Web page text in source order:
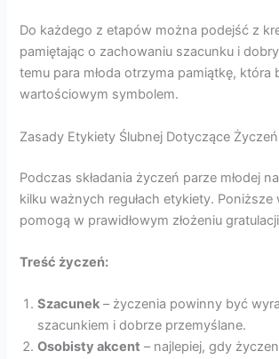
Do każdego z etapów można podejść z
pamiętając o zachowaniu szacunku i
temu para młoda otrzyma pamiątkę, która
wartościowym symbolem.
Zasady Etykiety Ślubnej Dotyczące Życzeń
Podczas składania życzeń parze młodej
kilku ważnych regułach etykiety.
pomogą w prawidłowym złożeniu
Treść życzeń:
Szacunek – życzenia powinny być
szacunkiem i dobrze przemyślane.
Osobisty akcent – najlepiej, gdy